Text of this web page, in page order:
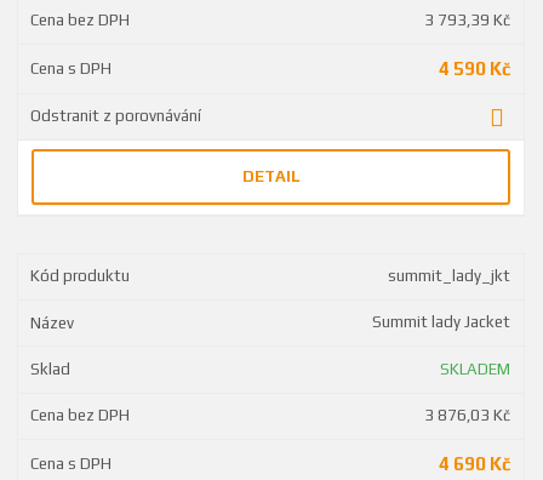
3 793,39 Kč
4 590 Kč
DETAIL
summit_lady_jkt
Summit lady Jacket
SKLADEM
3 876,03 Kč
4 690 Kč